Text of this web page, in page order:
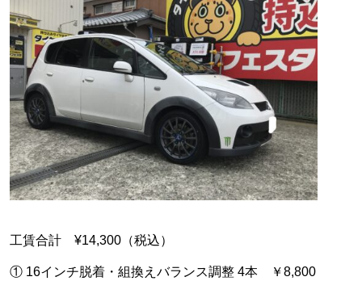
工賃合計 ¥14,300（税込）
① 16インチ脱着・組換えバランス調整 4本 ￥8,800